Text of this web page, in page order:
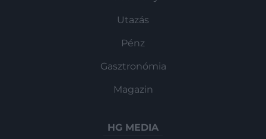
Utazás
Pénz
Gasztronómia
Magazin
HG MEDIA